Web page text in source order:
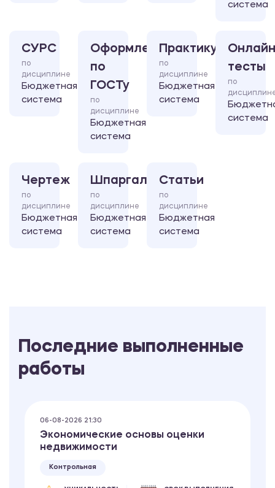
система
СУРС
по
дисциплине
Бюджетная
система
Оформление
по
ГОСТу
по
дисциплине
Бюджетная
система
Практикум
по
дисциплине
Бюджетная
система
тесты
по
система
Чертеж
по
дисциплине
Бюджетная
система
Шпаргалка
по
дисциплине
Бюджетная
система
Статьи
по
дисциплине
Бюджетная
система
Последние выполненные
работы
06-08-2026 21:30
Экономические основы оценки
недвижимости
Контрольная